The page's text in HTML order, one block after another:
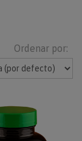
Ordenar por: